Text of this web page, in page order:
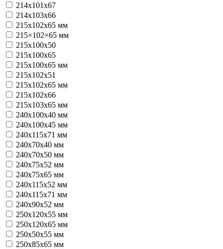
214х101х67
214х103х66
215x102x65 мм
215×102×65 мм
215х100х50
215х100х65
215х100х65 мм
215х102х51
215х102х65 мм
215х102х66
215х103х65 мм
240x100x40 мм
240x100x45 мм
240x115x71 мм
240x70x40 мм
240x70x50 мм
240x75x52 мм
240x75x65 мм
240х115х52 мм
240х115х71 мм
240х90х52 мм
250x120x55 мм
250x120x65 мм
250x50x55 мм
250x85x65 мм